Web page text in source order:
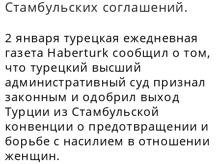
Стамбульских соглашений.
2 января турецкая ежедневная
газета Haberturk сообщил о том,
что турецкий высший
административный суд признал
законным и одобрил выход
Турции из Стамбульской
конвенции о предотвращении и
борьбе с насилием в отношении
женщин.